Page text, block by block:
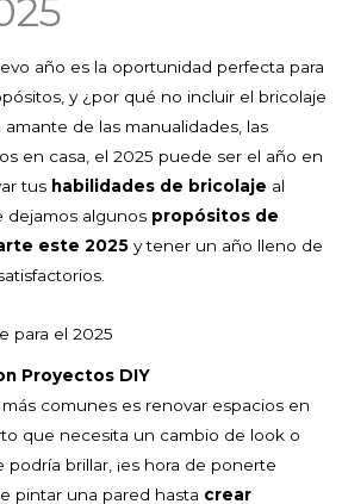
año es la oportunidad perfecta para
y ¿por qué no incluir el bricolaje
de las manualidades, las
en casa, el 2025 puede ser el año en
tus habilidades de bricolaje al
dejamos algunos propósitos de
este 2025 y tener un año lleno de
para el 2025
Proyectos DIY
comunes es renovar espacios en
que necesita un cambio de look o
brillar, ¡es hora de ponerte
pintar una pared hasta crear